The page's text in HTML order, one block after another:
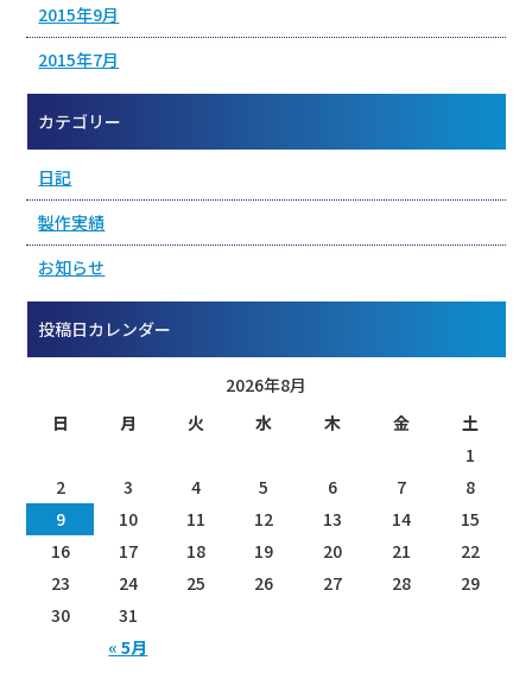
2015年9月
2015年7月
カテゴリー
日記
製作実績
お知らせ
投稿日カレンダー
2026年8月
日
月 火 水 木 金 土
« 5月
1
2
3 4 5 6 7
8
9
10 11 12 13 14
15
16
17 18 19 20 21
22
23
24 25 26 27 28
29
30
31